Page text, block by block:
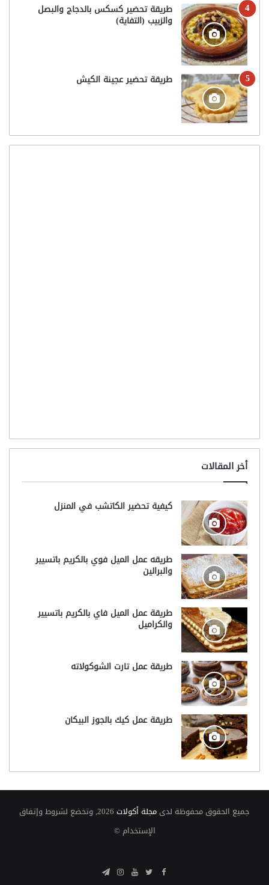
طريقة تحضير كسكس بالدجاج والبصل
والزبيب (التفاية)
طريقة تحضير عجينة الكيش
أخر المقالات
كيفية تحضير الكاتشب في المنزل
طريقه عمل الميل فوي بالكريم باتسيير
والبرالين
طريقة عمل الميل فاي بالكريم باتسيير
والكراميل
طريقة عمل تارت الشوكولاته
طريقة عمل كيك بالجوز البيكان
جميع الحقوق محفوظة لدى مجلة أكولات
2026, وتخضع لشروط وإتفاق
الإستخدام ©